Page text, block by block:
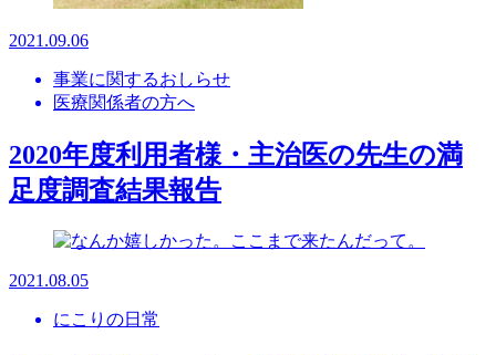
2021.09.06
事業に関するおしらせ
医療関係者の方へ
2020年度利用者様・主治医の先生の満
足度調査結果報告
2021.08.05
にこりの日常